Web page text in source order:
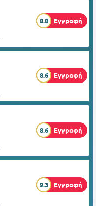
8.8 Εγγραφή
8.6 Εγγραφή
8.6 Εγγραφή
9.3 Εγγραφή